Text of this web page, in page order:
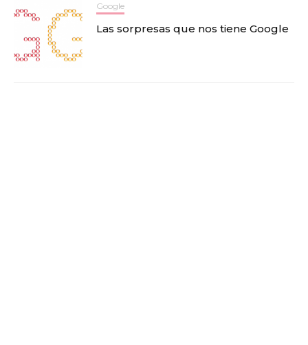
Google
Las sorpresas que nos tiene Google